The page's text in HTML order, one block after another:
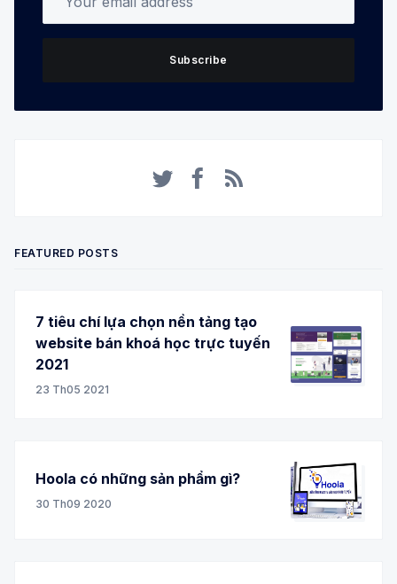
Subscribe
FEATURED POSTS
7 tiêu chí lựa chọn nền tảng tạo
website bán khoá học trực tuyến
2021
23 Th05 2021
Hoola có những sản phẩm gì?
30 Th09 2020